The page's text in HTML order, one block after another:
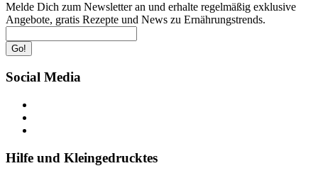
Melde Dich zum Newsletter an und erhalte regelmäßig exklusive
Angebote, gratis Rezepte und News zu Ernährungstrends.
Go!
Social Media
Hilfe und Kleingedrucktes